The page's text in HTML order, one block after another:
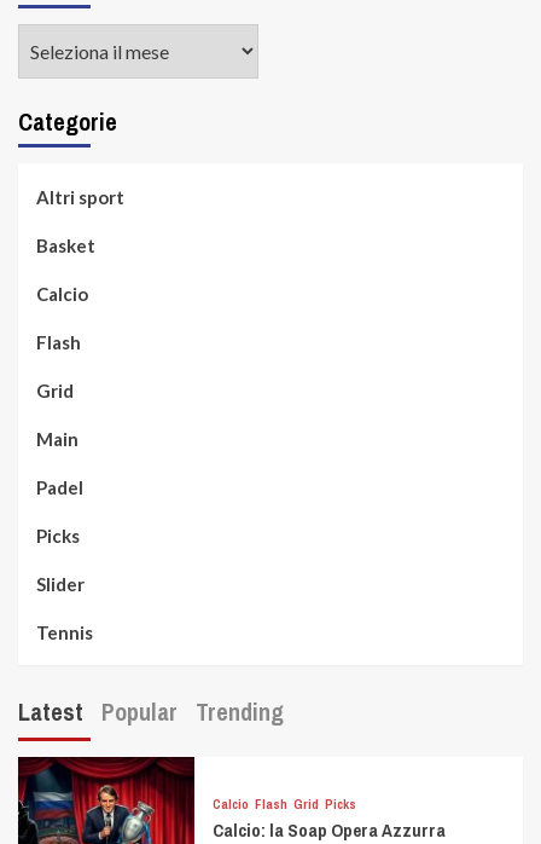
Categorie
Altri sport
Basket
Calcio
Flash
Grid
Main
Padel
Picks
Slider
Tennis
Latest Popular Trending
Calcio Flash Grid Picks
Calcio: la Soap Opera Azzurra